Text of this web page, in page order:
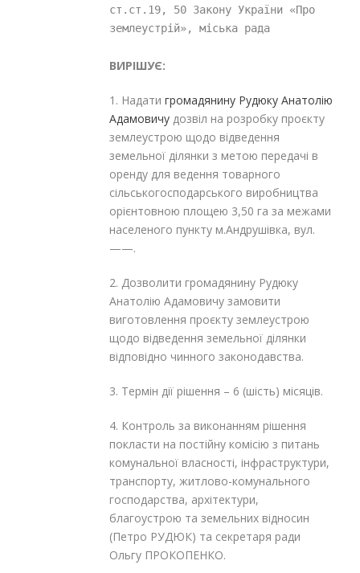
ст.ст.19, 50 Закону України «Про
землеустрій», міська рада
ВИРІШУЄ:
1. Надати громадянину Рудюку Анатолію
Адамовичу дозвіл на розробку проєкту
землеустрою щодо відведення
земельної ділянки з метою передачі в
оренду для ведення товарного
сільськогосподарського виробництва
орієнтовною площею 3,50 га за межами
населеного пункту м.Андрушівка, вул.
——.
2. Дозволити громадянину Рудюку
Анатолію Адамовичу замовити
виготовлення проєкту землеустрою
щодо відведення земельної ділянки
відповідно чинного законодавства.
3. Термін дії рішення – 6 (шість) місяців.
4. Контроль за виконанням рішення
покласти на постійну комісію з питань
комунальної власності, інфраструктури,
транспорту, житлово-комунального
господарства, архітектури,
благоустрою та земельних відносин
(Петро РУДЮК) та секретаря ради
Ольгу ПРОКОПЕНКО.